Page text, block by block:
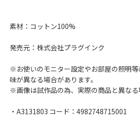
素材：コットン100%
発売元：株式会社プラグインク
※お使いのモニター設定やお部屋の照明
味が異なる場合があります。
※画像は試作品の為、実際の商品と異なる
・A3131803 コード：4982748715001